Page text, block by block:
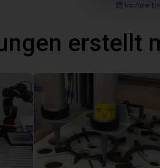
Normaler
erstellt